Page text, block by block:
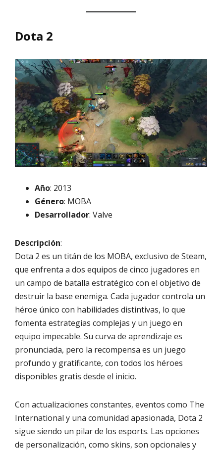
Dota 2
Año: 2013
Género: MOBA
Desarrollador: Valve
Descripción:
Dota 2 es un titán de los MOBA, exclusivo de Steam,
que enfrenta a dos equipos de cinco jugadores en
un campo de batalla estratégico con el objetivo de
destruir la base enemiga. Cada jugador controla un
héroe único con habilidades distintivas, lo que
fomenta estrategias complejas y un juego en
equipo impecable. Su curva de aprendizaje es
pronunciada, pero la recompensa es un juego
profundo y gratificante, con todos los héroes
disponibles gratis desde el inicio.
Con actualizaciones constantes, eventos como The
International y una comunidad apasionada, Dota 2
sigue siendo un pilar de los esports. Las opciones
de personalización, como skins, son opcionales y